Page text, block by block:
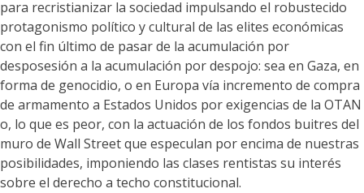
para recristianizar la sociedad impulsando el robustecido
protagonismo político y cultural de las elites económicas
con el fin último de pasar de la acumulación por
desposesión a la acumulación por despojo: sea en Gaza, en
forma de genocidio, o en Europa vía incremento de compra
de armamento a Estados Unidos por exigencias de la OTAN
o, lo que es peor, con la actuación de los fondos buitres del
muro de Wall Street que especulan por encima de nuestras
posibilidades, imponiendo las clases rentistas su interés
sobre el derecho a techo constitucional.